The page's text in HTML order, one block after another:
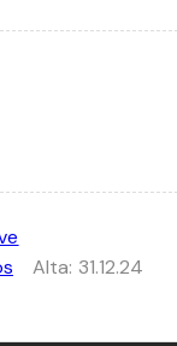
Alta: 31.12.24